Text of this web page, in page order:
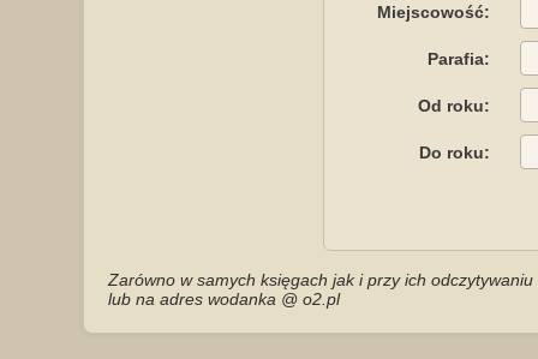
Miejscowość:
Parafia:
Od roku:
Do roku:
Zarówno w samych księgach jak i przy ich
lub na adres wodanka @ o2.pl